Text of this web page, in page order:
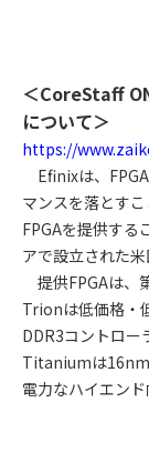
＜CoreStaff
について＞
https://
Efinixは、
マンスを落とす
FPGAを提供する
アで設立された
提供FPGAは、
Trionは低価格・
DDR3コントロー
Titaniumは16nm
電力なハイエン